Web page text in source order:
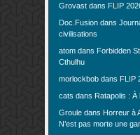
Grovast dans FLIP
Doc.Fusion dans
civilisations
atom dans Forbidden
Cthulhu
morlockbob dans FLIP
cats dans Ratapolis : À
Groule dans Horreur à
N’est pas morte une